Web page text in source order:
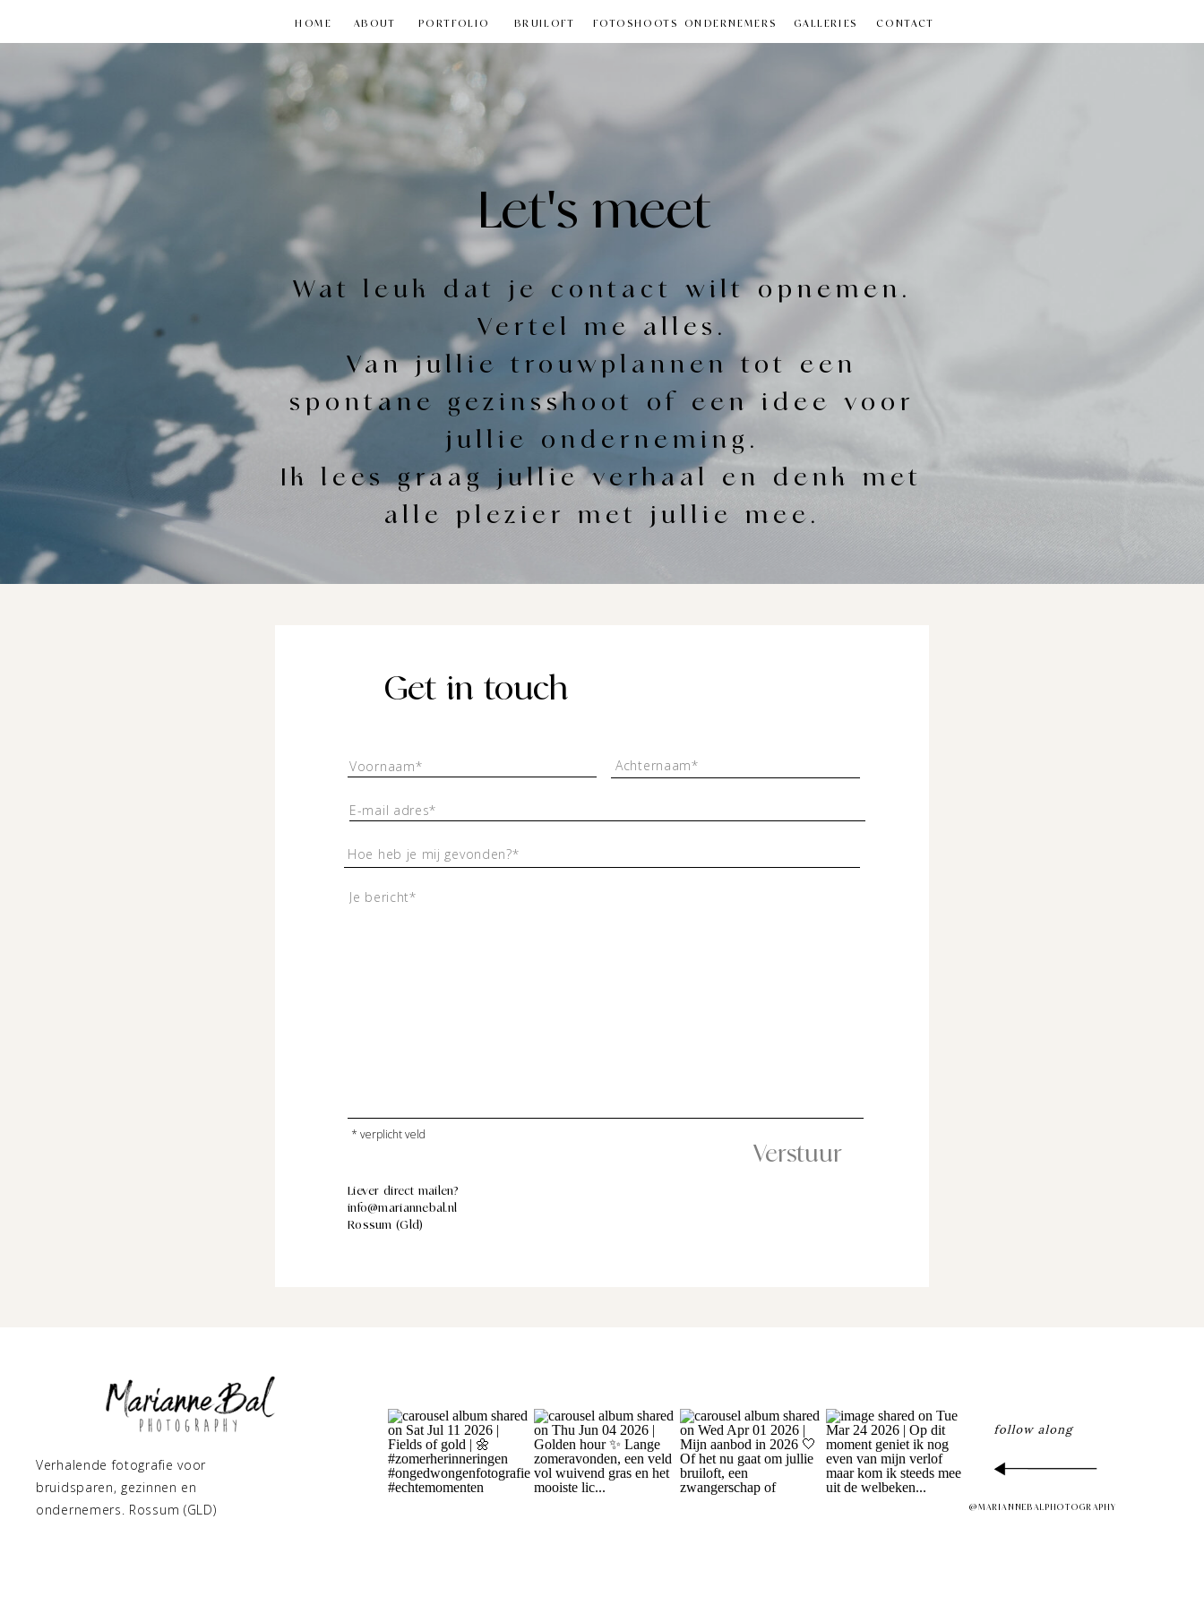
ONDERNEMERS CONTACT
FOTOSHOOTS
BRUILOFT
PORTFOLIO
ABOUT
HOME GALLERIES
Wat leuk dat je contact wilt opnemen.
Vertel me alles.
Van jullie trouwplannen tot een
spontane gezinsshoot of een idee voor
jullie onderneming.
Ik lees graag jullie verhaal en denk met
alle plezier met jullie mee.
Let's meet
Liever direct mailen?
info@mariannebal.nl
Rossum (Gld)
Get in touch
* verplicht veld
Verhalende fotografie voor
bruidsparen, gezinnen en
ondernemers. Rossum (GLD)
@MARIANNEBALPHOTOGRAPHY